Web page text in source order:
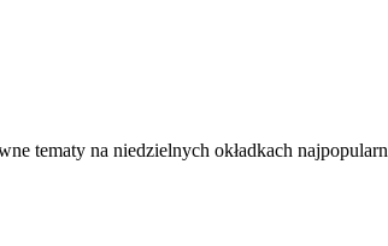
tematy na niedzielnych okładkach